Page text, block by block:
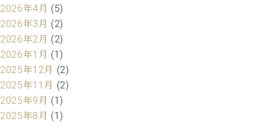
2026年4月 (5)
2026年3月 (2)
2026年2月 (2)
2026年1月 (1)
2025年12月 (2)
2025年11月 (2)
2025年9月 (1)
2025年8月 (1)